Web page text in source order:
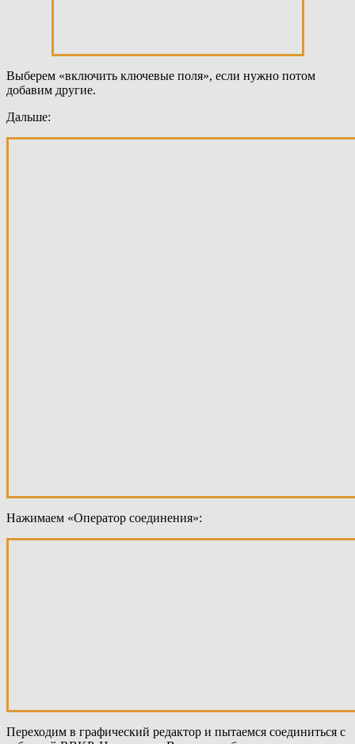
Выберем «включить ключевые поля», если нужно потом
добавим другие.
Дальше:
Нажимаем «Оператор соединения»:
Переходим в графический редактор и пытаемся соединиться с